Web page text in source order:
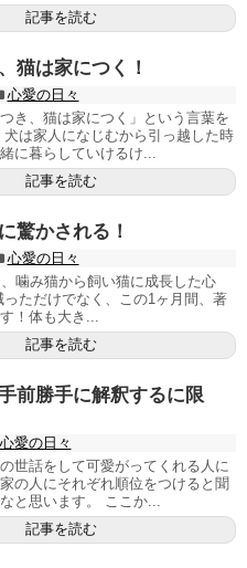
記事を読む
猫は家につく！
心愛の日々
き、猫は家につく」という言葉を
は家人になじむから引っ越した時
に暮らしていけるけ...
記事を読む
驚かされる！
心愛の日々
噛み猫から飼い猫に成長した心
ただけでなく、この1ヶ月間、著
！体も大き...
記事を読む
前勝手に解釈するに限
心愛の日々
世話をして可愛がってくれる人に
の人にそれぞれ順位をつけると聞
と思います。 ここか...
記事を読む